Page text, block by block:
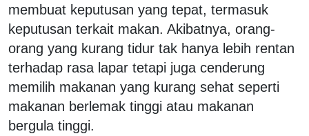
membuat keputusan yang tepat, termasuk
keputusan terkait makan. Akibatnya, orang-
orang yang kurang tidur tak hanya lebih rentan
terhadap rasa lapar tetapi juga cenderung
memilih makanan yang kurang sehat seperti
makanan berlemak tinggi atau makanan
bergula tinggi.